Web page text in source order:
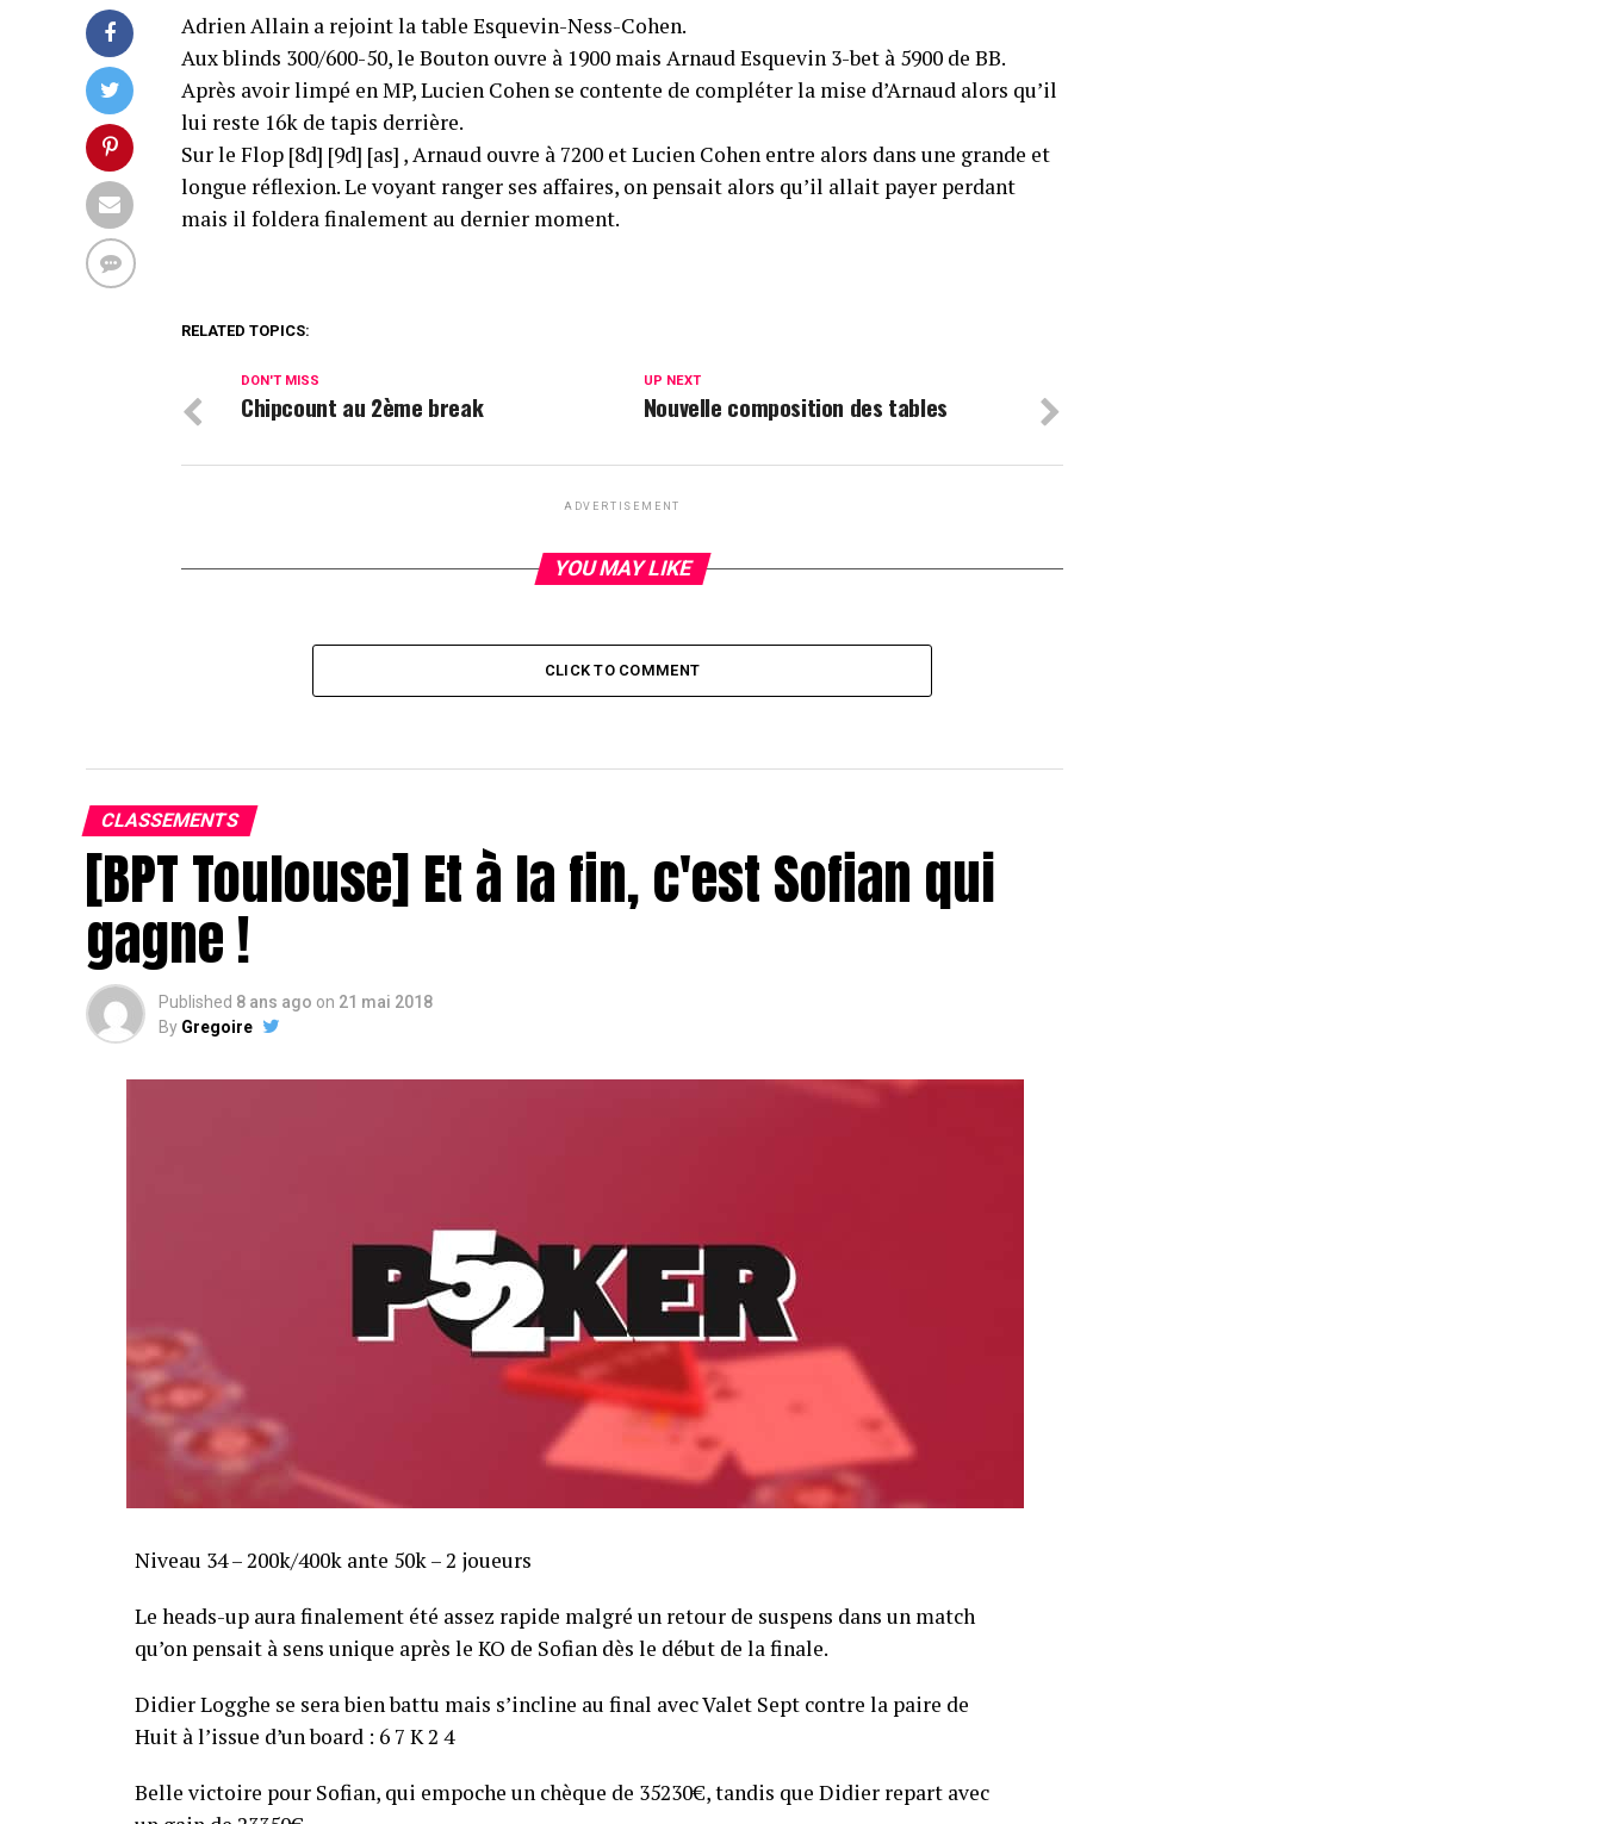
Adrien Allain a rejoint la table Esquevin-Ness-Cohen.
Aux blinds 300/600-50, le Bouton ouvre à 1900 mais Arnaud Esquevin 3-bet à 5900 de BB.
Après avoir limpé en MP, Lucien Cohen se contente de compléter la mise d’Arnaud alors qu’il
lui reste 16k de tapis derrière.
Sur le Flop [8d] [9d] [as] , Arnaud ouvre à 7200 et Lucien Cohen entre alors dans une grande et
longue réflexion. Le voyant ranger ses affaires, on pensait alors qu’il allait payer perdant
mais il foldera finalement au dernier moment.
RELATED TOPICS:
UP NEXT
Nouvelle composition des tables
DON'T MISS
Chipcount au 2ème break
ADVERTISEMENT
YOU MAY LIKE
CLICK TO COMMENT
CLASSEMENTS
[BPT Toulouse] Et à la fin, c'est Sofian qui
gagne !
Published 8 ans ago on 21 mai 2018
By Gregoire
Niveau 34 – 200k/400k ante 50k – 2 joueurs
Le heads-up aura finalement été assez rapide malgré un retour de suspens dans un match
qu’on pensait à sens unique après le KO de Sofian dès le début de la finale.
Didier Logghe se sera bien battu mais s’incline au final avec Valet Sept contre la paire de
Huit à l’issue d’un board : 6 7 K 2 4
Belle victoire pour Sofian, qui empoche un chèque de 35230€, tandis que Didier repart avec